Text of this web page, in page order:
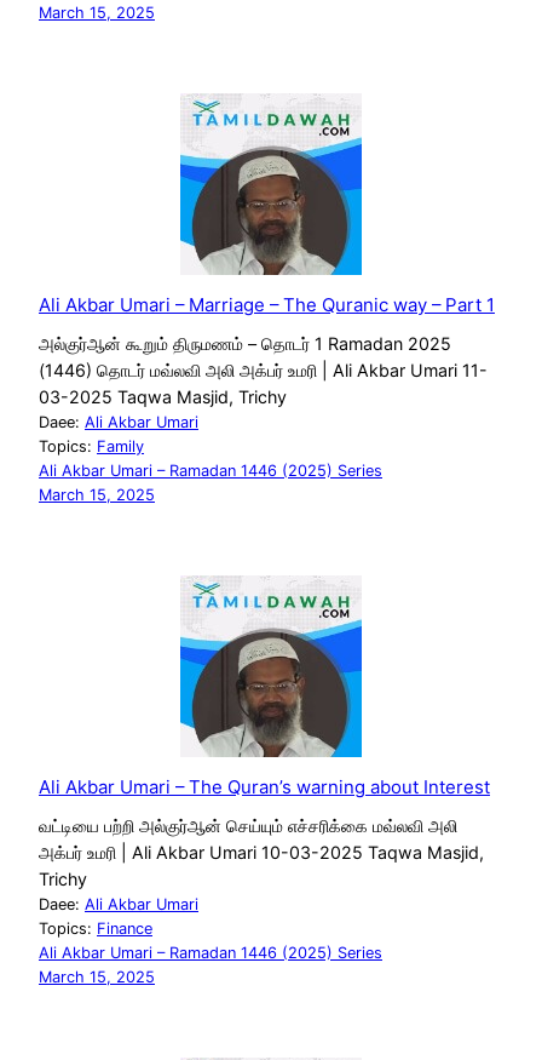
March 15, 2025
Ali Akbar Umari – Marriage – The Quranic way – Part 1
அல்குர்ஆன் கூறும் திருமணம் – தொடர் 1 Ramadan 2025
(1446) தொடர் மவ்லவி அலி அக்பர் உமரி | Ali Akbar Umari 11-
03-2025 Taqwa Masjid, Trichy
Daee: Ali Akbar Umari
Topics: Family
Ali Akbar Umari – Ramadan 1446 (2025) Series
March 15, 2025
Ali Akbar Umari – The Quran’s warning about Interest
வட்டியை பற்றி அல்குர்ஆன் செய்யும் எச்சரிக்கை மவ்லவி அலி
அக்பர் உமரி | Ali Akbar Umari 10-03-2025 Taqwa Masjid,
Trichy
Daee: Ali Akbar Umari
Topics: Finance
Ali Akbar Umari – Ramadan 1446 (2025) Series
March 15, 2025